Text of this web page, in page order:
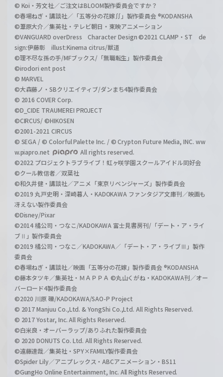
© Koi・芳文社／ご注文はBLOOM製作委員会ですか？
©春場ねぎ・講談社／「五等分の花嫁∬」製作委員会 ®KODANSHA
©葦原大介／集英社・テレビ朝日・東映アニメーション
©VANGUARD overDress Character Design ©2021 CLAMP・ST de
sign:伊藤彰 illust:Kinema citrus/獣道
©理不尽な孫の手/MFブックス/「無職転生」製作委員会
©irodori ent post
© MARVEL
©大森藤ノ・SBクリエイティブ/ダンまち4製作委員会
© 2016 COVER Corp.
©D_CIDE TRAUMEREI PROJECT
©CIRCUS/ ©HIKOSEN
©2001-2021 CIRCUS
© SEGA / © Colorful Palette Inc. / © Crypton Future Media, INC. ww
w.piapro.net
All rights reserved.
©2022 プロジェクトラブライブ！虹ヶ咲学園スクールアイドル同好会
©クール教信者／双葉社
©和久井健・講談社／アニメ「東京リベンジャーズ」製作委員会
©2019 丸戸史明・深崎暮人・KADOKAWA ファンタジア文庫刊／映画も
冴えない製作委員会
©Disney/Pixar
©2014 橘公司・つなこ/KADOKAWA 富士見書房刊/「デート・ア・ライ
ブⅡ」製作委員会
©2019 橘公司・つなこ／KADOKAWA／「デート・ア・ライブⅢ」製作
委員会
©春場ねぎ・講談社／映画「五等分の花嫁」製作委員会 ®KODANSHA
©藤本タツキ／集英社・ＭＡＰＰＡ ©丸山くがね・KADOKAWA刊／オー
バーロード4製作委員会
©2020 川原 礫/KADOKAWA/SAO-P Project
© 2017 Manjuu Co.,Ltd. & YongShi Co.,Ltd. All Rights Reserved.
© 2017 Yostar, Inc. All Rights Reserved.
©白米良・オーバーラップ/ありふれた製作委員会
© 2020 DONUTS Co. Ltd. All Rights Reserved.
©遠藤達哉／集英社・SPY×FAMILY製作委員会
©Spider Lily／アニプレックス・ABCアニメーション・BS11
©GungHo Online Entertainment, Inc. All Rights Reserved.